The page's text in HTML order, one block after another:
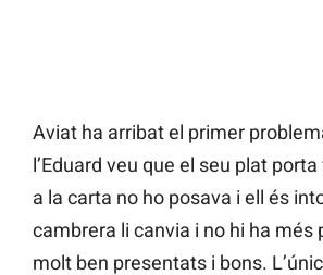
Aviat ha arribat el primer
l’Eduard veu que el seu plat
a la carta no ho posava i ell és
cambrera li canvia i no hi ha més
molt ben presentats i bons.